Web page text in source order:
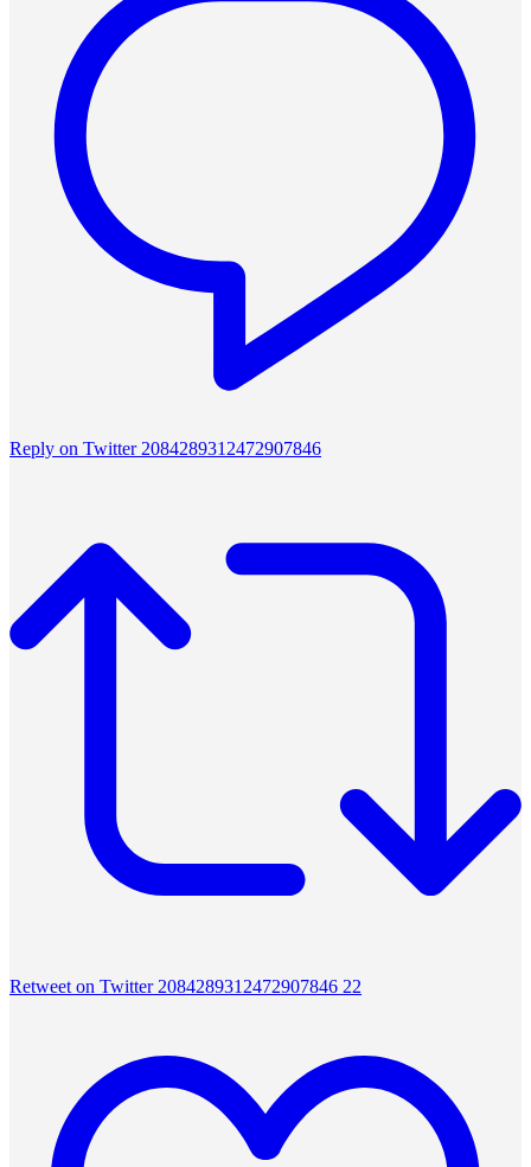
Reply on Twitter 2084289312472907846
Retweet on Twitter 2084289312472907846 22